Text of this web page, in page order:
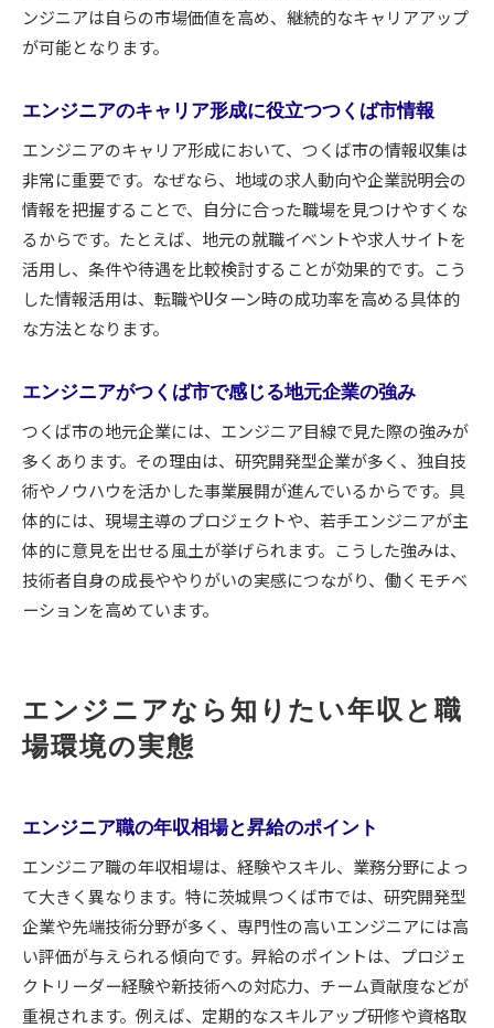
ンジニアは自らの市場価値を高め、継続的なキャリアアップ
が可能となります。
エンジニアのキャリア形成に役立つつくば市情報
エンジニアのキャリア形成において、つくば市の情報収集は
非常に重要です。なぜなら、地域の求人動向や企業説明会の
情報を把握することで、自分に合った職場を見つけやすくな
るからです。たとえば、地元の就職イベントや求人サイトを
活用し、条件や待遇を比較検討することが効果的です。こう
した情報活用は、転職やUターン時の成功率を高める具体的
な方法となります。
エンジニアがつくば市で感じる地元企業の強み
つくば市の地元企業には、エンジニア目線で見た際の強みが
多くあります。その理由は、研究開発型企業が多く、独自技
術やノウハウを活かした事業展開が進んでいるからです。具
体的には、現場主導のプロジェクトや、若手エンジニアが主
体的に意見を出せる風土が挙げられます。こうした強みは、
技術者自身の成長ややりがいの実感につながり、働くモチベ
ーションを高めています。
エンジニアなら知りたい年収と職
場環境の実態
エンジニア職の年収相場と昇給のポイント
エンジニア職の年収相場は、経験やスキル、業務分野によっ
て大きく異なります。特に茨城県つくば市では、研究開発型
企業や先端技術分野が多く、専門性の高いエンジニアには高
い評価が与えられる傾向です。昇給のポイントは、プロジェ
クトリーダー経験や新技術への対応力、チーム貢献度などが
重視されます。例えば、定期的なスキルアップ研修や資格取